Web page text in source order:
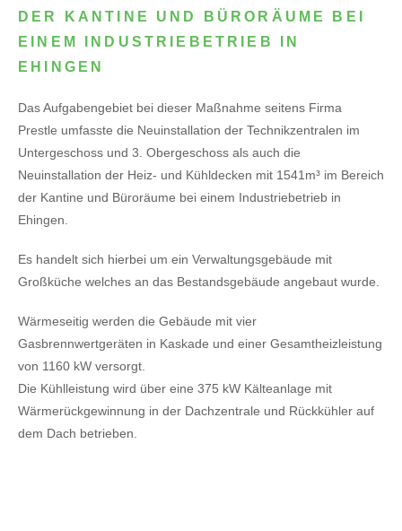
DER KANTINE UND BÜRORÄUME BEI
EINEM INDUSTRIEBETRIEB IN
EHINGEN
Das Aufgabengebiet bei dieser Maßnahme seitens Firma
Prestle umfasste die Neuinstallation der Technikzentralen im
Untergeschoss und 3. Obergeschoss als auch die
Neuinstallation der Heiz- und Kühldecken mit 1541m³ im Bereich
der Kantine und Büroräume bei einem Industriebetrieb in
Ehingen.
Es handelt sich hierbei um ein Verwaltungsgebäude mit
Großküche welches an das Bestandsgebäude angebaut wurde.
Wärmeseitig werden die Gebäude mit vier
Gasbrennwertgeräten in Kaskade und einer Gesamtheizleistung
von 1160 kW versorgt.
Die Kühlleistung wird über eine 375 kW Kälteanlage mit
Wärmerückgewinnung in der Dachzentrale und Rückkühler auf
dem Dach betrieben.